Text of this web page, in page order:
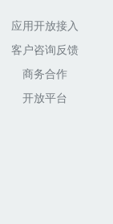
应用开放接入
客户咨询反馈
商务合作
开放平台